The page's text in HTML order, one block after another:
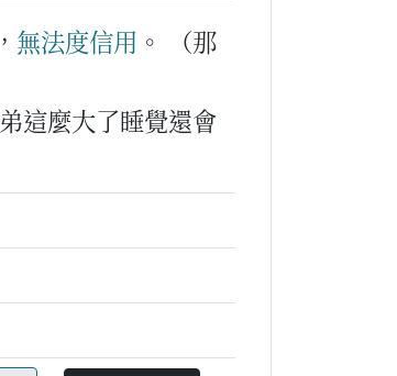
， 無法度信用 。
（那
弟這麼大了睡覺還會